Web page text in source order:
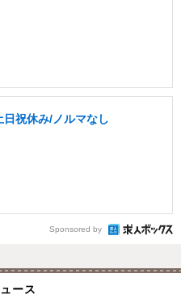
祝休み/ノルマなし
Sponsored by
ース